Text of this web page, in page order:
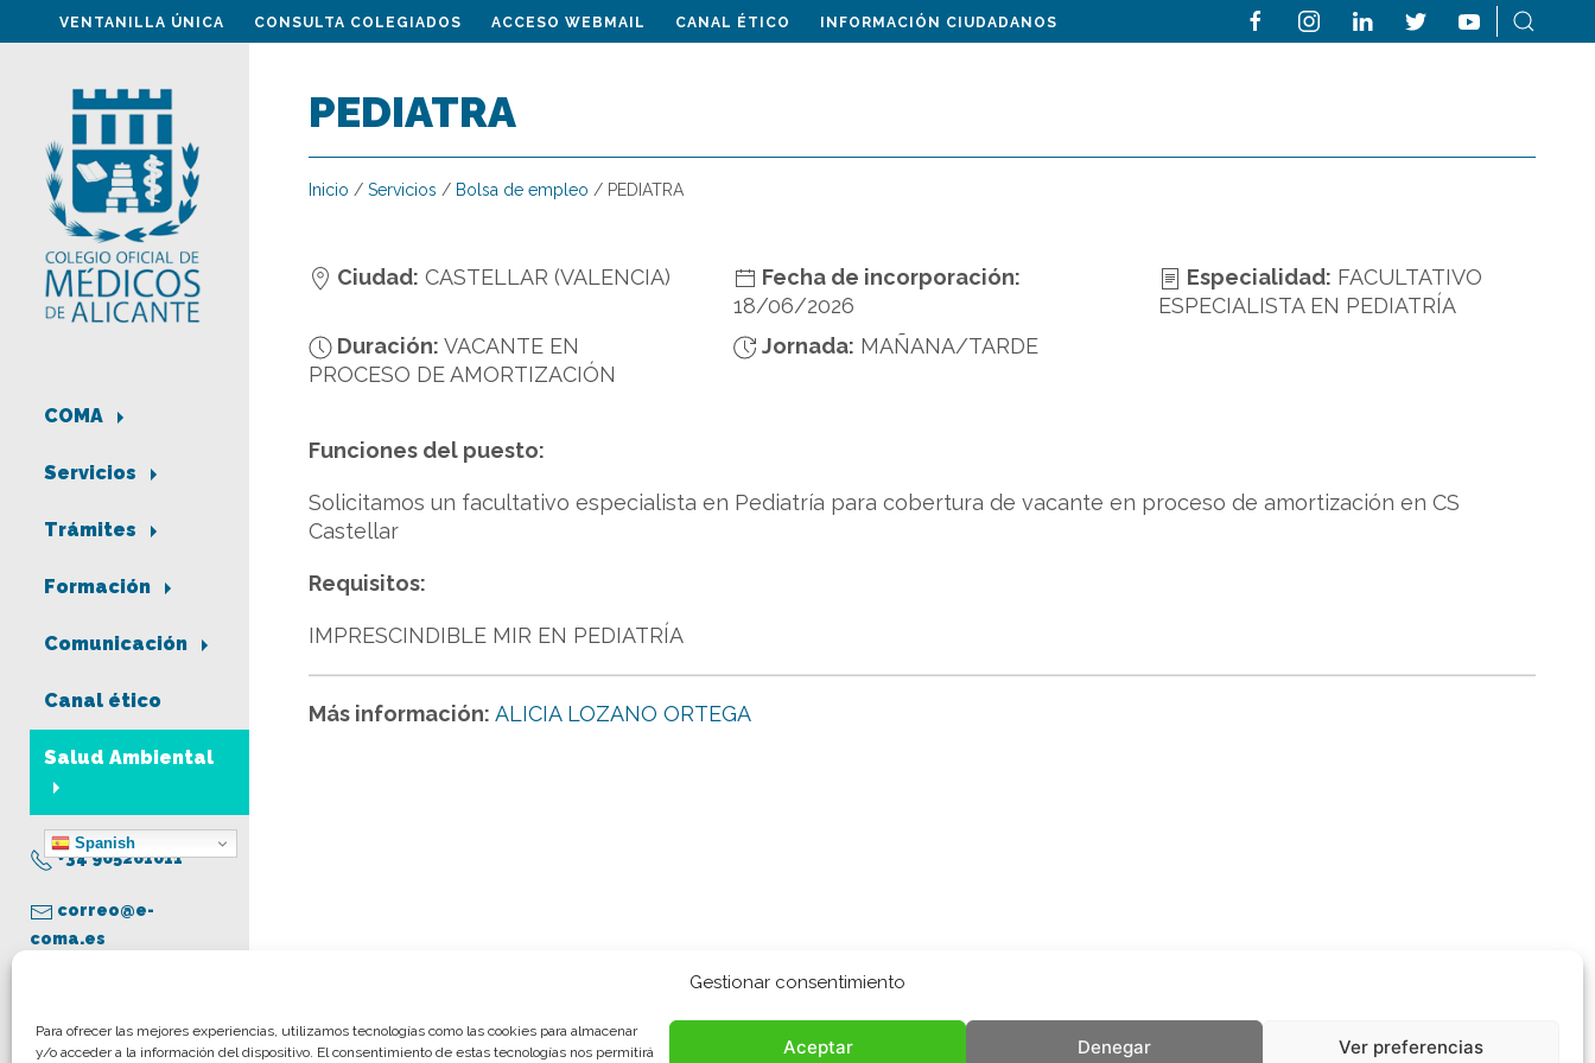
Gestionar consentimiento
Para ofrecer las mejores experiencias, utilizamos tecnologías como las cookies para almacenar
y/o acceder a la información del dispositivo. El consentimiento de estas tecnologías nos permitirá
Aceptar Denegar Ver preferencias
VENTANILLA ÚNICA CONSULTA COLEGIADOS ACCESO WEBMAIL CANAL ÉTICO INFORMACIÓN CIUDADANOS
COMA
Servicios
Trámites
Formación
Comunicación
Canal ético
Salud Ambiental
Spanish
+34 965261011
correo@e-
coma.es
Aviso legal
PEDIATRA
Inicio / Servicios / Bolsa de empleo / PEDIATRA
Ciudad: CASTELLAR (VALENCIA)
Fecha de incorporación:
18/06/2026
Especialidad: FACULTATIVO
ESPECIALISTA EN PEDIATRÍA
Duración: VACANTE EN
PROCESO DE AMORTIZACIÓN
Jornada: MAÑANA/TARDE
Funciones del puesto:
Solicitamos un facultativo especialista en Pediatría para cobertura de vacante en proceso de amortización en CS
Castellar
Requisitos:
IMPRESCINDIBLE MIR EN PEDIATRÍA
Más información: ALICIA LOZANO ORTEGA